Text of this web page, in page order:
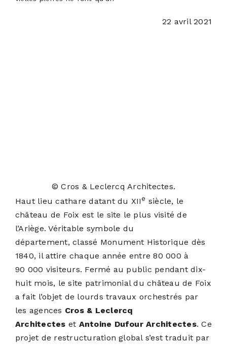
22 avril 2021
© Cros & Leclercq Architectes.
Haut lieu cathare datant du XII e siècle, le
château de Foix est le site le plus visité de
l’Ariège. Véritable symbole du
département, classé Monument Historique dès
1840, il attire chaque année entre 80 000 à
90 000 visiteurs. Fermé au public pendant dix-
huit mois, le site patrimonial du château de Foix
a fait l’objet de lourds travaux orchestrés par
les agences Cros & Leclercq
Architectes et Antoine Dufour Architectes. Ce
projet de restructuration global s’est traduit par